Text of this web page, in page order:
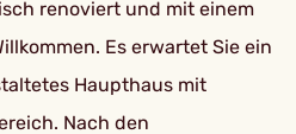
renoviert und mit einem
Es erwartet Sie ein
Haupthaus mit
Nach den